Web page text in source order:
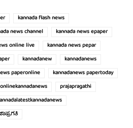
kannada flash news
news channel
kannada news epaper
online live
kannada news pepar
kannadanew
kannadanews
paperonline
kannadanews papertoday
onlinekannadanews
prajapragathi